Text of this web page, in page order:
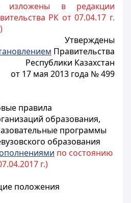
изложены в редакции
РК от 07.04.17 г.
Утверждены
Правительства
Республики Казахстан
от 17 мая 2013 года № 499
правила
образования,
программы
образования
по состоянию
г.)
положения